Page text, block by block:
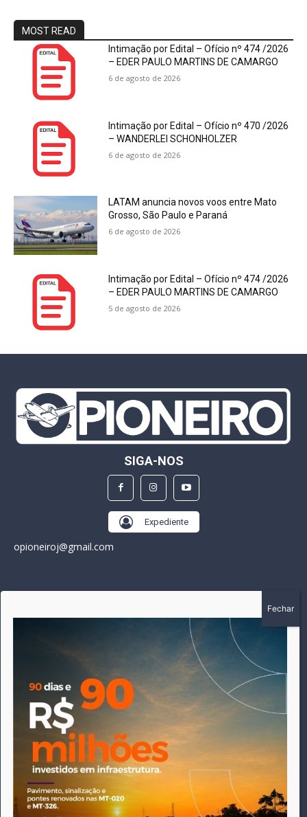
MOST READ
Intimação por Edital – Ofício nº 474 /2026
– EDER PAULO MARTINS DE CAMARGO
6 de agosto de 2026
Intimação por Edital – Ofício nº 470 /2026
– WANDERLEI SCHONHOLZER
6 de agosto de 2026
LATAM anuncia novos voos entre Mato
Grosso, São Paulo e Paraná
6 de agosto de 2026
Intimação por Edital – Ofício nº 474 /2026
– EDER PAULO MARTINS DE CAMARGO
5 de agosto de 2026
SIGA-NOS
Expediente
opioneiroj@gmail.com
A história do Pioneiro inicia em fevereiro de 2005 em
Canarana - MT, na época, como um jornal impresso semanal,
que chegou a possuir mil assinantes. Durante 15 anos, foram
publicadas 691 edições que narraram os acontecimentos
políticos, policiais e cotidianos de Canarana e região. Fiel a sua
origem, pautado sempre pela busca incessante da
imparcialidade, faz jus a sua logo, com o característico "avião
da praça" de Canarana, sendo o símbolo do
comprometimento deste veículo de comunicação com o
relato dos fatos neste município. Em 06 de dezembro de 2019
circulou a última edição impressa do jornal, que desde então
tem veiculação exclusivamente online.